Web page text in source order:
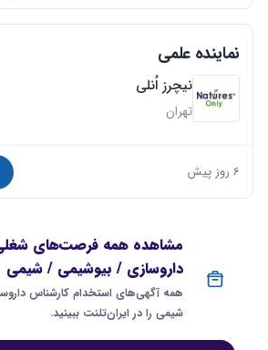
نماینده علمی
نیچرز اُنلی
تهران
6 روز پیش
مشاهده همه فرصت‌های
داروسازی / بیوشیمی / شیمی
همه آگهی‌های استخدام کارشناس
شیمی را در ایران‌تلنت ببینید.